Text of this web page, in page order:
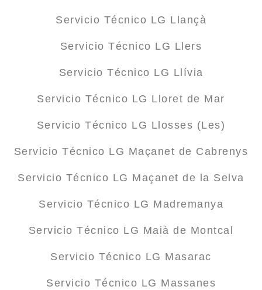
Servicio Técnico LG Llançà
Servicio Técnico LG Llers
Servicio Técnico LG Llívia
Servicio Técnico LG Lloret de Mar
Servicio Técnico LG Llosses (Les)
Servicio Técnico LG Maçanet de Cabrenys
Servicio Técnico LG Maçanet de la Selva
Servicio Técnico LG Madremanya
Servicio Técnico LG Maià de Montcal
Servicio Técnico LG Masarac
Servicio Técnico LG Massanes